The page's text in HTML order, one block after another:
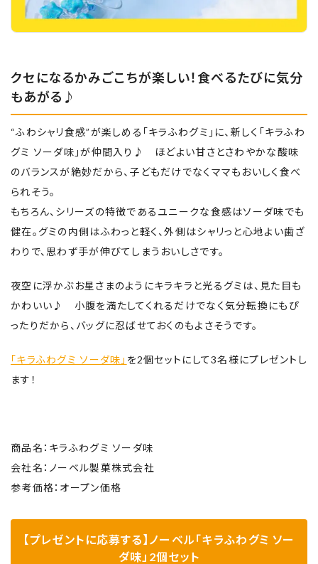
クセになるかみごこちが楽しい！食べるたびに気分
もあがる♪
“ふわシャリ食感”が楽しめる「キラふわグミ」に、新しく「キラふわ
グミ ソーダ味」が仲間入り♪ ほどよい甘さとさわやかな酸味
のバランスが絶妙だから、子どもだけでなくママもおいしく食べ
られそう。
もちろん、シリーズの特徴であるユニークな食感はソーダ味でも
健在。グミの内側はふわっと軽く、外側はシャリっと心地よい歯ざ
わりで、思わず手が伸びてしまうおいしさです。
夜空に浮かぶお星さまのようにキラキラと光るグミは、見た目も
かわいい♪ 小腹を満たしてくれるだけでなく気分転換にもぴ
ったりだから、バッグに忍ばせておくのもよさそうです。
「キラふわグミ ソーダ味」 を2個セットにして3名様にプレゼントし
ます！
商品名：キラふわグミ ソーダ味
会社名：ノーベル製菓株式会社
参考価格：オープン価格
【プレゼントに応募する】ノーベル「キラふわグミ ソー
ダ味」2個セット